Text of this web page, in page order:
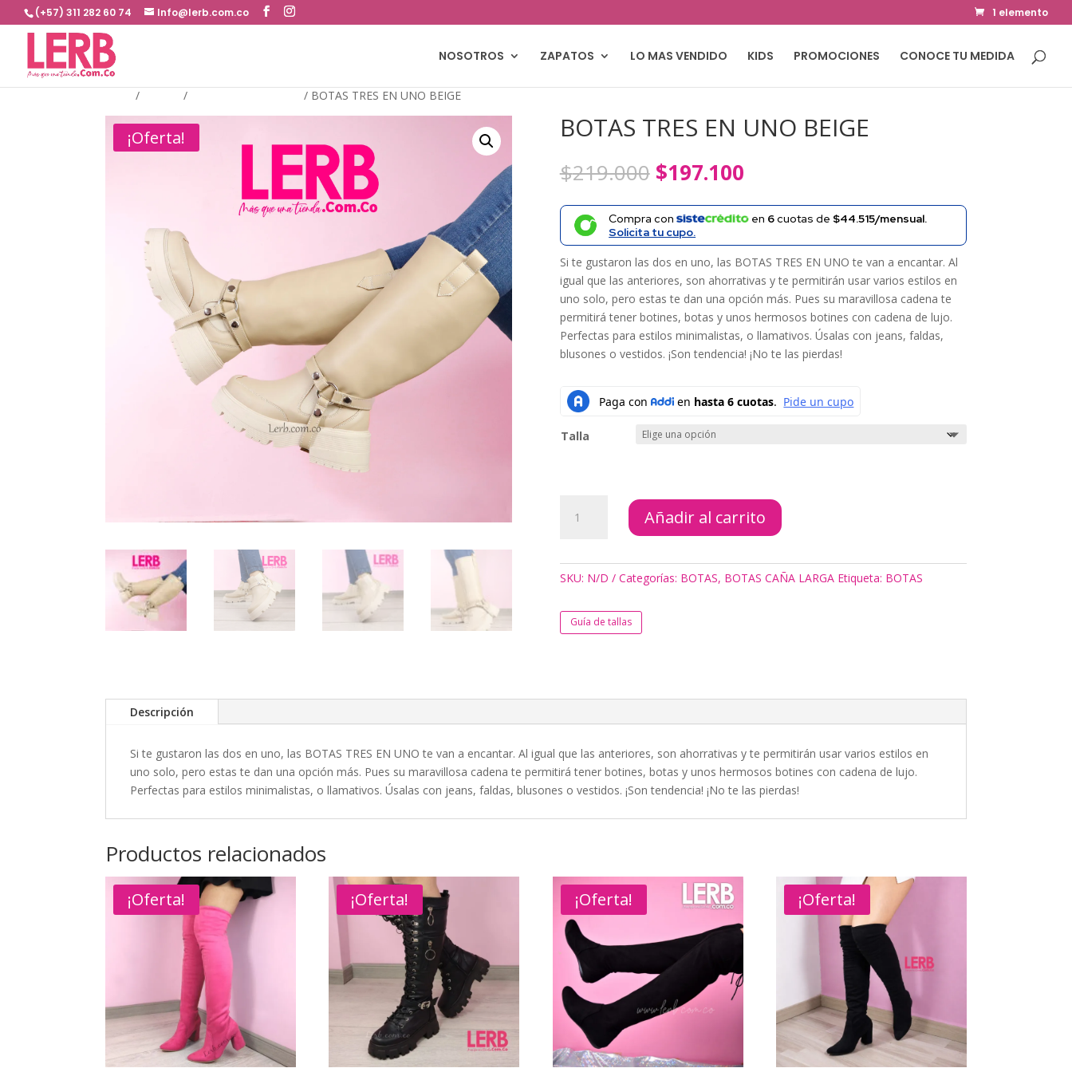
(+57) 311 282 60 74 Info@lerb.com.co 1 elemento
NOSOTROS ZAPATOS LO MAS VENDIDO KIDS PROMOCIONES CONOCE TU MEDIDA
/ / / BOTAS TRES EN UNO BEIGE
¡Oferta! BOTAS TRES EN UNO BEIGE
$219.000 El
precio
original
era:
$219.000.
$197.100El
actual
es:
$197.100.
Compra con en 6cuotas de $44.515/mensual.
Solicita tu cupo.
Si te gustaron las dos en uno, las BOTAS TRES EN UNO te van a encantar. Al
igual que las anteriores, son ahorrativas y te permitirán usar varios estilos en
uno solo, pero estas te dan una opción más. Pues su maravillosa cadena te
permitirá tener botines, botas y unos hermosos botines con cadena de lujo.
Perfectas para estilos minimalistas, o llamativos. Úsalas con jeans, faldas,
blusones o vestidos. ¡Son tendencia! ¡No te las pierdas!
Talla
TRES
BEIGE
Añadir al carrito
SKU: N/D Categorías: BOTAS, BOTAS CAÑA LARGA Etiqueta: BOTAS
Guía de tallas
Descripción
Si te gustaron las dos en uno, las BOTAS TRES EN UNO te van a encantar. Al igual que las anteriores, son ahorrativas y te permitirán usar varios estilos en
uno solo, pero estas te dan una opción más. Pues su maravillosa cadena te permitirá tener botines, botas y unos hermosos botines con cadena de lujo.
Perfectas para estilos minimalistas, o llamativos. Úsalas con jeans, faldas, blusones o vestidos. ¡Son tendencia! ¡No te las pierdas!
Productos relacionados
¡Oferta! ¡Oferta! ¡Oferta! ¡Oferta!